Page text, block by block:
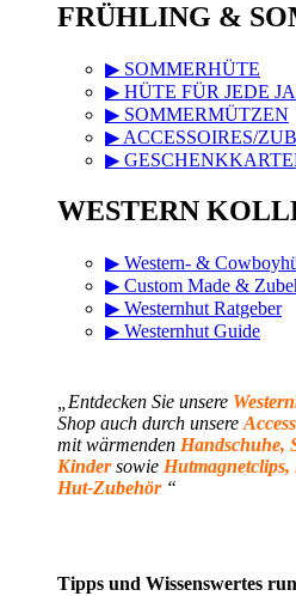
FRÜHLING &
▶ SOMMERHÜTE
▶ HÜTE FÜR JEDE
▶ SOMMERMÜTZEN
▶ ACCESSOIRES/
▶
WESTERN
▶ Western- &
▶ Custom Made &
▶ Westernhut Ratgeber
▶ Westernhut Guide
Entdecken Sie unsere
Shop auch durch unsere
mit wärmenden Handschuhe,
Kindersowie Hutmagnetclips,
Hut-Zubehör “
Tipps und Wissenswertes